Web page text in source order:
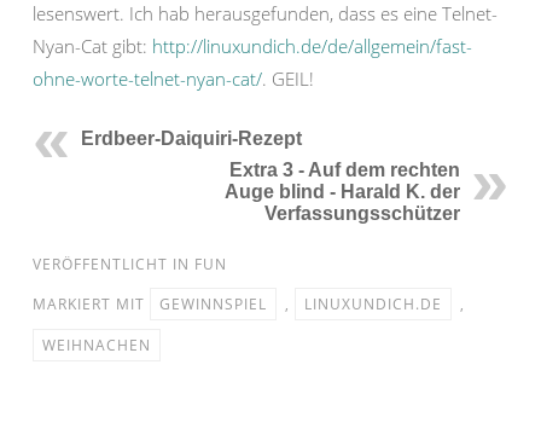
lesenswert. Ich hab herausgefunden, dass es eine Telnet-
Nyan-Cat gibt: http://linuxundich.de/de/allgemein/fast-
ohne-worte-telnet-nyan-cat/. GEIL!
Erdbeer-Daiquiri-Rezept
Extra 3 - Auf dem rechten
Auge blind - Harald K. der
Verfassungsschützer
VERÖFFENTLICHT IN FUN
MARKIERT MIT
GEWINNSPIEL , LINUXUNDICH.DE
,
WEIHNACHEN